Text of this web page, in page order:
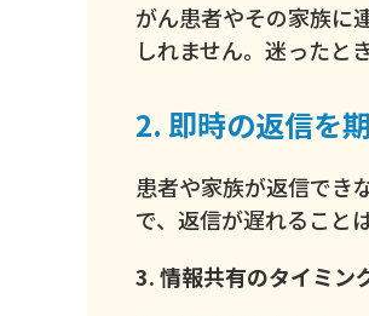
がん患者やその家族に
しれません。迷ったと
2. 即時の返信を
患者や家族が返信でき
で、返信が遅れること
3. 情報共有のタイミン